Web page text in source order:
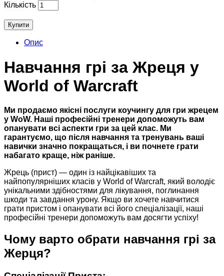
Кількість
Купити
Опис
Навчання грі за Жреця у
World of Warcraft
Ми продаємо якісні послуги коучингу для гри жрецем
у WoW. Наші професійні тренери допоможуть вам
опанувати всі аспекти гри за цей клас. Ми
гарантуємо, що після навчання та тренувань ваші
навички значно покращаться, і ви почнете грати
набагато краще, ніж раніше.
Жрець (прист) — один із найцікавіших та
найпопулярніших класів у World of Warcraft, який володіє
унікальними здібностями для лікування, поглинання
шкоди та завдання урону. Якщо ви хочете навчитися
грати пристом і опанувати всі його спеціалізації, наші
професійні тренери допоможуть вам досягти успіху!
Чому варто обрати навчання грі за
Жерця?